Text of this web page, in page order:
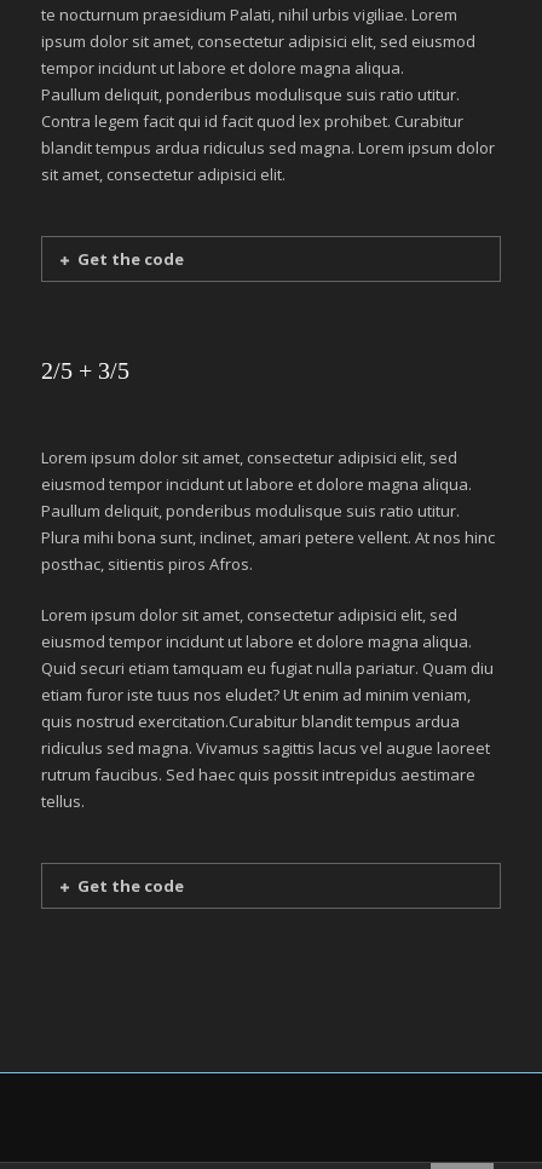
te nocturnum praesidium Palati, nihil urbis vigiliae. Lorem
ipsum dolor sit amet, consectetur adipisici elit, sed eiusmod
tempor incidunt ut labore et dolore magna aliqua.
Paullum deliquit, ponderibus modulisque suis ratio utitur.
Contra legem facit qui id facit quod lex prohibet. Curabitur
blandit tempus ardua ridiculus sed magna. Lorem ipsum dolor
sit amet, consectetur adipisici elit.
Get the code
2/5 + 3/5
Lorem ipsum dolor sit amet, consectetur adipisici elit, sed
eiusmod tempor incidunt ut labore et dolore magna aliqua.
Paullum deliquit, ponderibus modulisque suis ratio utitur.
Plura mihi bona sunt, inclinet, amari petere vellent. At nos hinc
posthac, sitientis piros Afros.
Lorem ipsum dolor sit amet, consectetur adipisici elit, sed
eiusmod tempor incidunt ut labore et dolore magna aliqua.
Quid securi etiam tamquam eu fugiat nulla pariatur. Quam diu
etiam furor iste tuus nos eludet? Ut enim ad minim veniam,
quis nostrud exercitation.Curabitur blandit tempus ardua
ridiculus sed magna. Vivamus sagittis lacus vel augue laoreet
rutrum faucibus. Sed haec quis possit intrepidus aestimare
tellus.
Get the code